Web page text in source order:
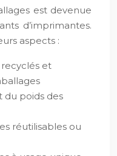
est devenue
d’imprimantes.
aspects :
et
du poids des
réutilisables ou